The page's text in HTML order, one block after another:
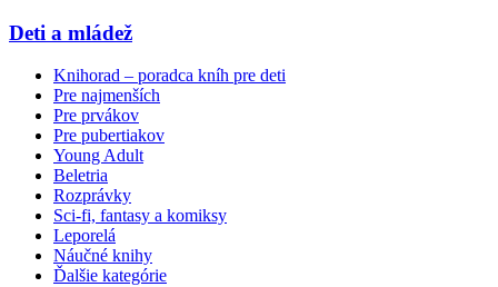
Deti a mládež
Knihorad – poradca kníh pre deti
Pre najmenších
Pre prvákov
Pre pubertiakov
Young Adult
Beletria
Rozprávky
Sci-fi, fantasy a komiksy
Leporelá
Náučné knihy
Ďalšie kategórie